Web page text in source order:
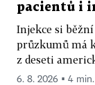
pacientů i
Injekce si
průzkumů má
z deseti
6. 8. 2026 ▪ 4